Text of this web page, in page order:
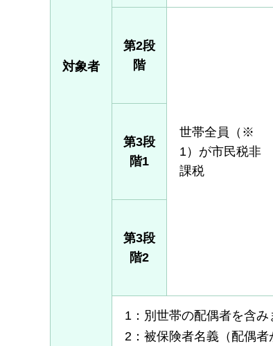
対象者
第2段
階
世帯全員（※
1）が市民税非
課税
第3段
階1
第3段
階2
1：別世帯の配偶者を含み
2：被保険者名義（配偶